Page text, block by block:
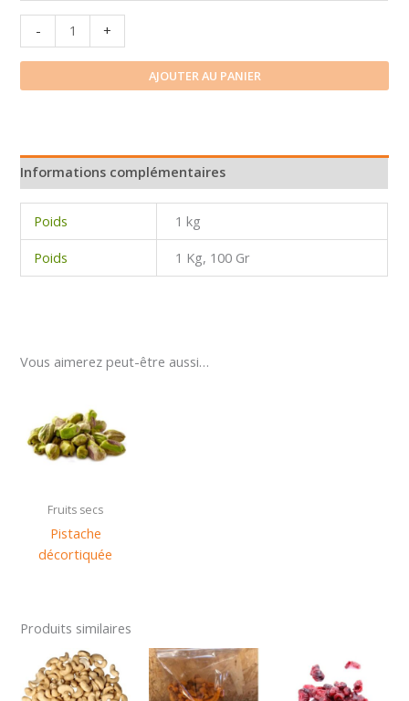
-
quantité
de
Pistache
+
AJOUTER AU PANIER
Informations complémentaires
Poids
1 kg
Poids
1 Kg, 100 Gr
Vous aimerez peut-être aussi…
Fruits secs
Pistache
décortiquée
Produits similaires